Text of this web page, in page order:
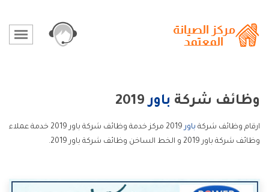
وظائف شركة باور2019
ارقام وظائف شركة باور
2019 مركز خدمة وظائف شركة باور 2019 خدمة عملاء
وظائف شركة باور 2019 و الخط الساخن وظائف شركة باور 2019.